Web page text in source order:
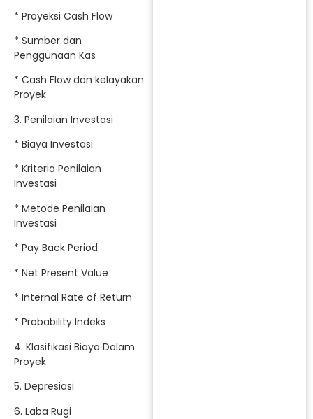
* Proyeksi Cash Flow
* Sumber dan
Penggunaan Kas
* Cash Flow dan kelayakan
Proyek
3. Penilaian Investasi
* Biaya Investasi
* Kriteria Penilaian
Investasi
* Metode Penilaian
Investasi
* Pay Back Period
* Net Present Value
* Internal Rate of Return
* Probability Indeks
4. Klasifikasi Biaya Dalam
Proyek
5. Depresiasi
6. Laba Rugi